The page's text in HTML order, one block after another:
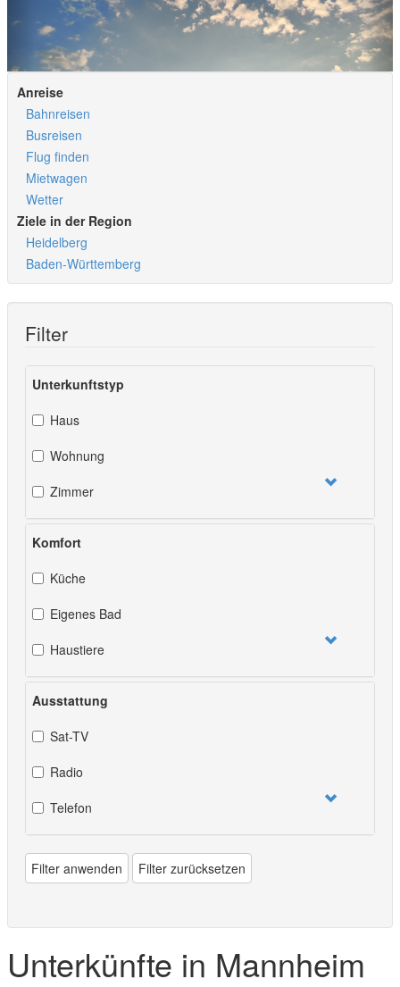
Anreise
Bahnreisen
Busreisen
Flug finden
Mietwagen
Wetter
Ziele in der Region
Heidelberg
Baden-Württemberg
Filter
Unterkunftstyp
Haus
Wohnung
Zimmer
Komfort
Küche
Eigenes Bad
Haustiere
Ausstattung
Sat-TV
Radio
Telefon
Filter anwenden Filter zurücksetzen
Unterkünfte in Mannheim